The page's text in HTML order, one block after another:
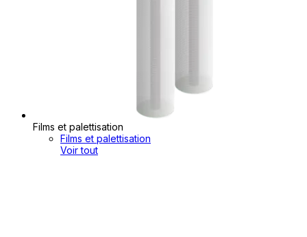
Films et palettisation
Films et palettisation
Voir tout